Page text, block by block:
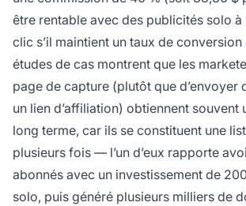
être rentable avec des publicités solo à
clic s’il maintient un taux de conversion
études de cas montrent que les
page de capture (plutôt que d’envoyer
un lien d’affiliation) obtiennent souvent
long terme, car ils se constituent une
plusieurs fois — l’un d’eux rapporte
abonnés avec un investissement de
solo, puis généré plusieurs milliers de